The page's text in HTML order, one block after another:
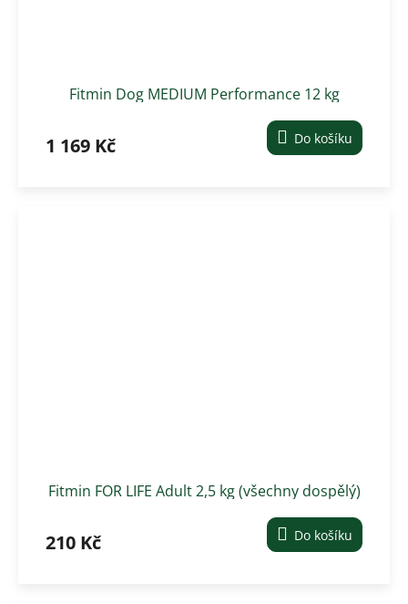
Fitmin Dog MEDIUM Performance 12 kg
1 169 Kč Do košíku
Fitmin FOR LIFE Adult 2,5 kg (všechny dospělý)
210 Kč Do košíku